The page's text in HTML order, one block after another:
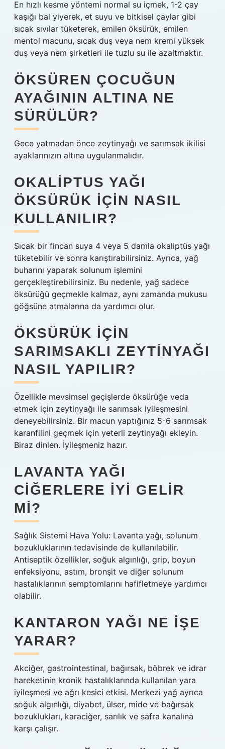
En hızlı kesme yöntemi normal su içmek, 1-2 çay
kaşığı bal yiyerek, et suyu ve bitkisel çaylar gibi
sıcak sıvılar tüketerek, emilen öksürük, emilen
mentol macunu, sıcak duş veya nem kremi yüksek
duş veya nem şirketleri ile tuzlu su ile azaltmaktır.
ÖKSÜREN ÇOCUĞUN
AYAĞININ ALTINA NE
SÜRÜLÜR?
Gece yatmadan önce zeytinyağı ve sarımsak ikilisi
ayaklarınızın altına uygulanmalıdır.
OKALIPTUS YAĞI
ÖKSÜRÜK IÇIN NASIL
KULLANILIR?
Sıcak bir fincan suya 4 veya 5 damla okaliptüs yağı
tüketebilir ve sonra karıştırabilirsiniz. Ayrıca, yağ
buharını yaparak solunum işlemini
gerçekleştirebilirsiniz. Bu nedenle, yağ sadece
öksürüğü geçmekle kalmaz, aynı zamanda mukusu
göğsüne atmalarına da yardımcı olur.
ÖKSÜRÜK IÇIN
SARIMSAKLI ZEYTINYAĞI
NASIL YAPILIR?
Özellikle mevsimsel geçişlerde öksürüğe veda
etmek için zeytinyağı ile sarımsak iyileşmesini
deneyebilirsiniz. Bir macun yaptığınız 5-6 sarımsak
karanfilini geçmek için yeterli zeytinyağı ekleyin.
Biraz dinlen. İyileşmeniz hazır.
LAVANTA YAĞI
CIĞERLERE IYI GELIR
MI?
Sağlık Sistemi Hava Yolu: Lavanta yağı, solunum
bozukluklarının tedavisinde de kullanılabilir.
Antiseptik özellikler, soğuk algınlığı, grip, boyun
enfeksiyonu, astım, bronşit ve diğer solunum
hastalıklarının semptomlarını hafifletmeye yardımcı
olabilir.
KANTARON YAĞI NE IŞE
YARAR?
Akciğer, gastrointestinal, bağırsak, böbrek ve idrar
hareketinin kronik hastalıklarında kullanılan yara
iyileşmesi ve ağrı kesici etkisi. Merkezi yağ ayrıca
soğuk algınlığı, diyabet, ülser, mide ve bağırsak
bozuklukları, karaciğer, sarılık ve safra kanalına
karşı çalışır.